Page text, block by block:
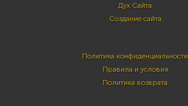
Дух Сайта
Создание сайта
Политика конфиденциальности
Правила и условия
Политика возврата